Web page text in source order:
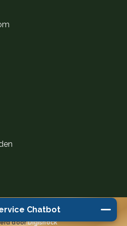
Group B.V. © Alle rechten
doorDigishock
Chatbot